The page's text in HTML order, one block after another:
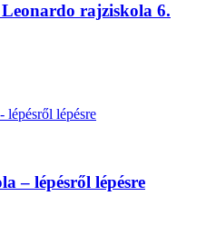
rajziskola 6.
– lépésről lépésre